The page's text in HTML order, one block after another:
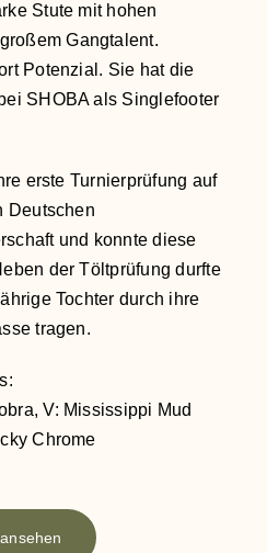
Stute mit hohen
Gangtalent.
Potenzial. Sie hat die
SHOBA als Singlefooter
erste Turnierprüfung auf
Deutschen
und konnte diese
der Töltprüfung durfte
Tochter durch ihre
tragen.
V: Mississippi Mud
Chrome